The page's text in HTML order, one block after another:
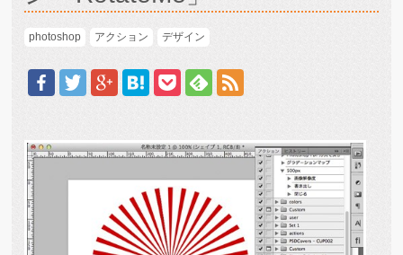
photoshop アクション デザイン